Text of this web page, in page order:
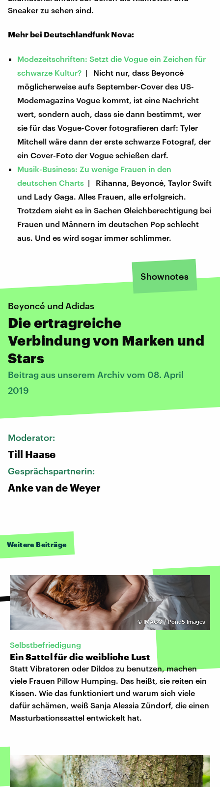
Sneaker zu sehen sind.
Mehr bei Deutschlandfunk Nova:
Modezeitschriften: Setzt die Vogue ein Zeichen für
schwarze Kultur? | Nicht nur, dass Beyoncé
möglicherweise aufs September-Cover des US-
Modemagazins Vogue kommt, ist eine Nachricht
wert, sondern auch, dass sie dann bestimmt, wer
sie für das Vogue-Cover fotografieren darf: Tyler
Mitchell wäre dann der erste schwarze Fotograf, der
ein Cover-Foto der Vogue schießen darf.
Musik-Business: Zu wenige Frauen in den
deutschen Charts | Rihanna, Beyoncé, Taylor Swift
und Lady Gaga. Alles Frauen, alle erfolgreich.
Trotzdem sieht es in Sachen Gleichberechtigung bei
Frauen und Männern im deutschen Pop schlecht
aus. Und es wird sogar immer schlimmer.
Shownotes
Beyoncé und Adidas
Die ertragreiche
Verbindung von Marken und
Stars
Beitrag aus unserem Archiv vom 08. April
2019
Moderator:
Till Haase
Gesprächspartnerin:
Anke van de Weyer
Weitere Beiträge
© IMAGO / Pond5 Images
Selbstbefriedigung
Ein Sattel für die weibliche Lust
Statt Vibratoren oder Dildos zu benutzen, machen
viele Frauen Pillow Humping. Das heißt, sie reiten ein
Kissen. Wie das funktioniert und warum sich viele
dafür schämen, weiß Sanja Alessia Zündorf, die einen
Masturbationssattel entwickelt hat.